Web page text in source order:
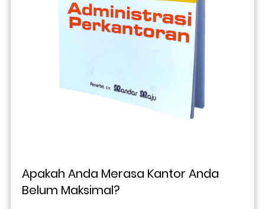
Apakah Anda Merasa Kantor Anda
Belum Maksimal?